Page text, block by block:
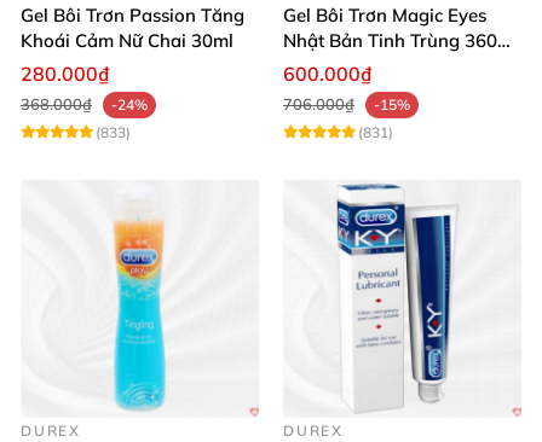
Gel Bôi Trơn Passion Tăng
Khoái Cảm Nữ Chai 30ml
280.000₫
368.000₫
-24%
(833)
Gel Bôi Trơn Magic Eyes
Nhật Bản Tinh Trùng 360ml
Kích Thích
600.000₫
706.000₫
-15%
(831)
DUREX DUREX